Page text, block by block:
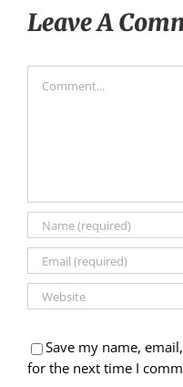
Leave A
Save my name,
for the next time I